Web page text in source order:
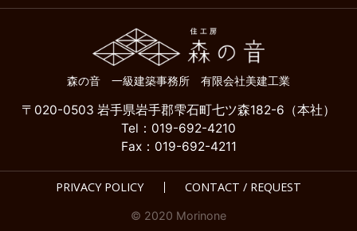
森の音 一級建築事務所 有限会社美建工業
〒020-0503 岩手県岩手郡雫石町七ツ森182-6（本社）
Tel：019-692-4210
Fax：019-692-4211
PRIVACY POLICY CONTACT / REQUEST
© 2020 Morinone